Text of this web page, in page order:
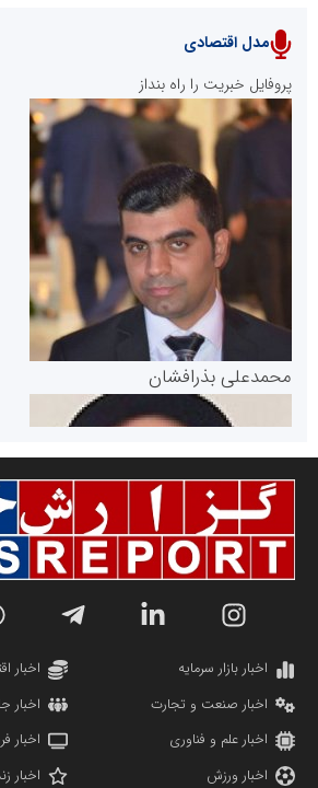
پایگاه خبری نهضت ملی مسکن
پایگاه خبری گفتمان یزد
دانشگاه سئوی ایران
سازمان بورس و اوراق بهادار
مرجع اخبار موثق در بازارسرمایه
سازمان صنعت،معدن و تجارت
مدل اقتصادی
پروفایل خبریت را راه بنداز
محمدعلی بذرافشان
مریم حاج نوروز نظری
اخبار بازار سرمایه
اخبار
اخبار صنعت و تجارت
اخبار
اخبار علم و فناوری
اخبار
اخبار ورزش
اخبار